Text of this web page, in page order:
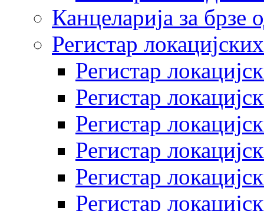
Канцеларија за брзе
Регистар
Регистар
Регистар
Регистар
Регистар
Регистар
Регистар